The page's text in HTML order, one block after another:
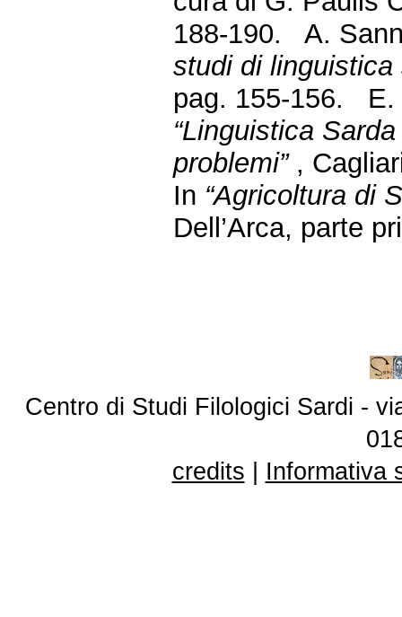
188-190. A.
studi di linguistica
pag. 155-156. E.
“Linguistica
problemi”,
In “Agricoltura di
Dell’Arca, parte
Centro di Studi Filologici Sardi -
credits
Informativa